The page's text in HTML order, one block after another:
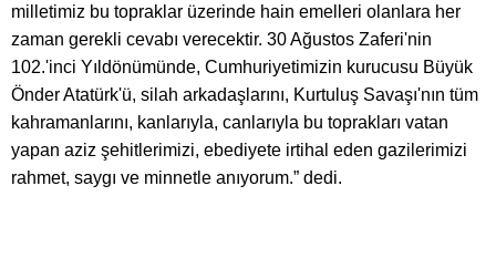
milletimiz bu topraklar üzerinde hain emelleri olanlara her
zaman gerekli cevabı verecektir. 30 Ağustos Zaferi'nin
102.'inci Yıldönümünde, Cumhuriyetimizin kurucusu Büyük
Önder Atatürk'ü, silah arkadaşlarını, Kurtuluş Savaşı'nın tüm
kahramanlarını, kanlarıyla, canlarıyla bu toprakları vatan
yapan aziz şehitlerimizi, ebediyete irtihal eden gazilerimizi
rahmet, saygı ve minnetle anıyorum.” dedi.